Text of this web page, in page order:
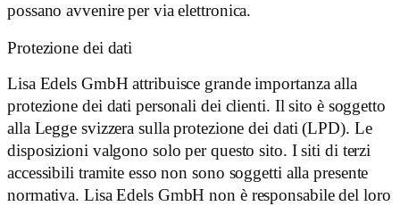
possano avvenire per via elettronica.
Protezione dei dati
Lisa Edels GmbH attribuisce grande importanza alla
protezione dei dati personali dei clienti. Il sito è soggetto
alla Legge svizzera sulla protezione dei dati (LPD). Le
disposizioni valgono solo per questo sito. I siti di terzi
accessibili tramite esso non sono soggetti alla presente
normativa. Lisa Edels GmbH non è responsabile del loro